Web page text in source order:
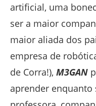
artificial, uma
ser a maior
maior aliada dos
empresa de
de Corra!), M3GAN
aprender enquanto